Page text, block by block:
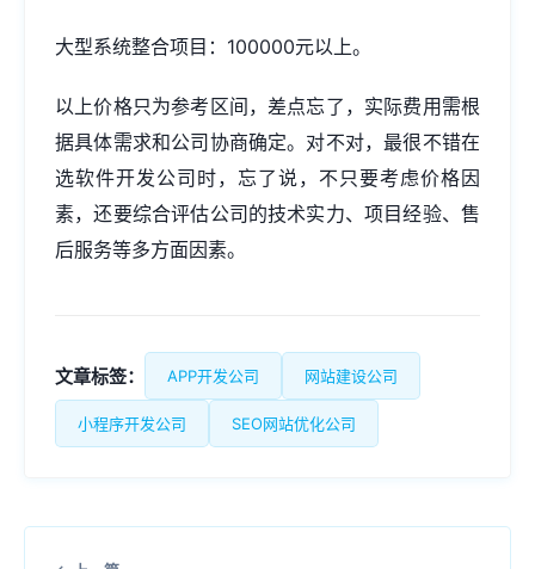
大型系统整合项目：100000元以上。
以上价格只为参考区间，差点忘了，实际费用需根
据具体需求和公司协商确定。对不对，最很不错在
选软件开发公司时，忘了说，不只要考虑价格因
素，还要综合评估公司的技术实力、项目经验、售
后服务等多方面因素。
文章标签： APP开发公司 网站建设公司
小程序开发公司 SEO网站优化公司